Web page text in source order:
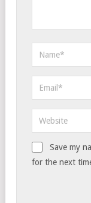
Save my
for the next